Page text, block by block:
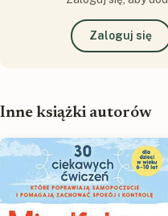
Zaloguj się
Inne książki autorów